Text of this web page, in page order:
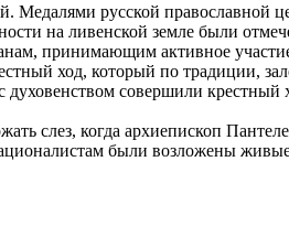
русской православной
на ливенской земле были
принимающим активное
ход, который по традиции,
совершили крестный
слез, когда архиепископ
были возложены